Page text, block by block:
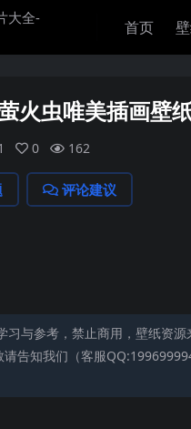
首页
火虫唯美插画壁
0 162
评论建议
习与参考，禁止商用，壁纸资
告知我们（客服